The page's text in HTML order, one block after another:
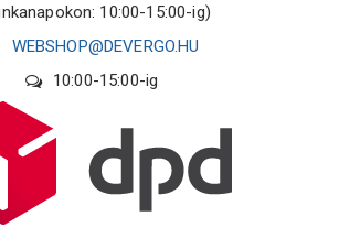
10:00-15:00-ig)
WEBSHOP@DEVERGO.HU
10:00-15:00-ig